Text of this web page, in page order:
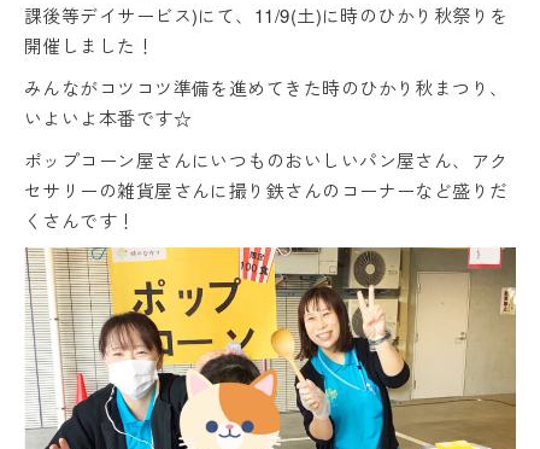
課後等デイサービス)にて、11/9(土)に時のひかり秋祭りを
開催しました！
みんながコツコツ準備を進めてきた時のひかり秋まつり、
いよいよ本番です☆
ポップコーン屋さんにいつものおいしいパン屋さん、アク
セサリーの雑貨屋さんに撮り鉄さんのコーナーなど盛りだ
くさんです！